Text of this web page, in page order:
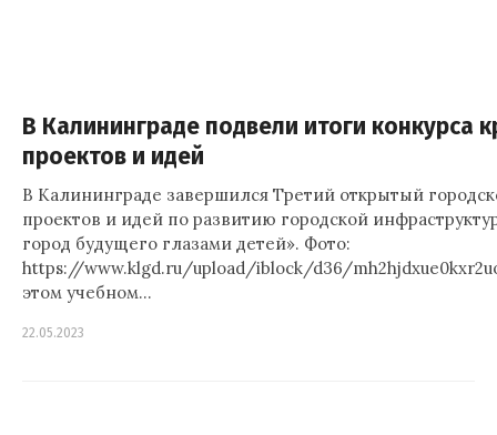
В Калининграде подвели итоги конкурса
проектов и идей
В Калининграде завершился Третий открытый
проектов и идей по развитию городской
город будущего глазами детей». Фото:
https://www.klgd.ru/upload/iblock/d36/
этом учебном…
22.05.2023